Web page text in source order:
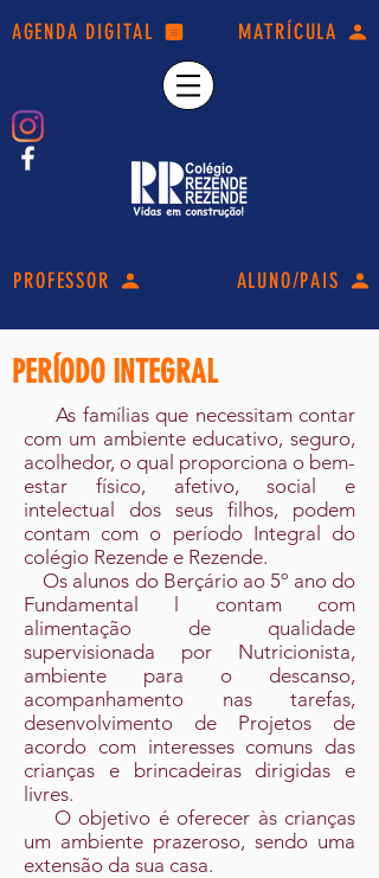
AGENDA DIGITAL MATRÍCULA
PROFESSOR ALUNO/PAIS
PERÍODO INTEGRAL
As famílias que necessitam contar
com um ambiente educativo, seguro,
acolhedor, o qual proporciona o bem-
estar físico, afetivo, social e
intelectual dos seus filhos, podem
contam com o período Integral do
colégio Rezende e Rezende.
Os alunos do Berçário ao 5º ano do
Fundamental l contam com
alimentação de qualidade
supervisionada por Nutricionista,
ambiente para o descanso,
acompanhamento nas tarefas,
desenvolvimento de Projetos de
acordo com interesses comuns das
crianças e brincadeiras dirigidas e
livres.
O objetivo é oferecer às crianças
um ambiente prazeroso, sendo uma
extensão da sua casa.